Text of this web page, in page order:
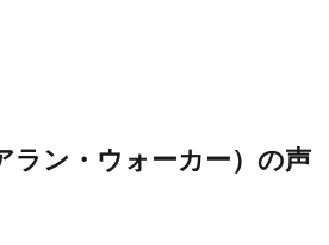
ラン・ウォーカー）の声